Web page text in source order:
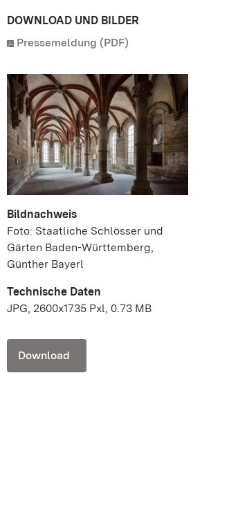
DOWNLOAD UND BILDER
Pressemeldung (PDF)
Bildnachweis
Foto: Staatliche Schlösser und
Gärten Baden-Württemberg,
Günther Bayerl
Technische Daten
JPG, 2600x1735 Pxl, 0.73 MB
Download